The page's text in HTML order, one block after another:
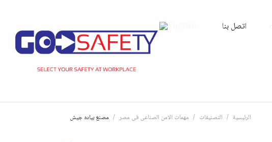
اتصل بنا
الرئيسية التصنيفات مهمات الامن الصناعى فى مصر مصنع بياده جيش